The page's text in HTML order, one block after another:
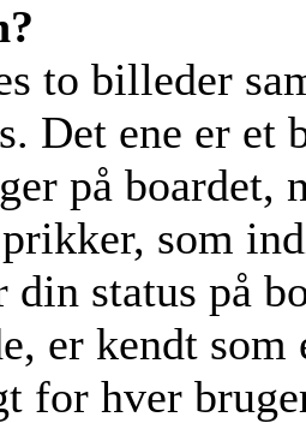
to billeder
Det ene er et
på boardet,
som
din status på
er kendt
for hver